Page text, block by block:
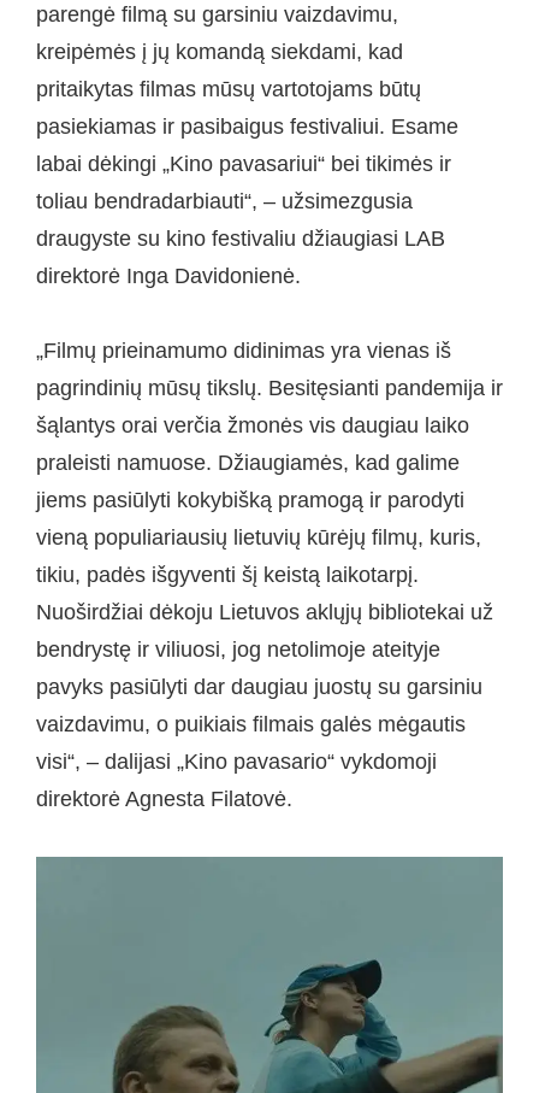
parengė filmą su garsiniu vaizdavimu,
kreipėmės į jų komandą siekdami, kad
pritaikytas filmas mūsų vartotojams būtų
pasiekiamas ir pasibaigus festivaliui. Esame
labai dėkingi „Kino pavasariui“ bei tikimės ir
toliau bendradarbiauti“, – užsimezgusia
draugyste su kino festivaliu džiaugiasi LAB
direktorė Inga Davidonienė.
„Filmų prieinamumo didinimas yra vienas iš
pagrindinių mūsų tikslų. Besitęsianti pandemija ir
šąlantys orai verčia žmonės vis daugiau laiko
praleisti namuose. Džiaugiamės, kad galime
jiems pasiūlyti kokybišką pramogą ir parodyti
vieną populiariausių lietuvių kūrėjų filmų, kuris,
tikiu, padės išgyventi šį keistą laikotarpį.
Nuoširdžiai dėkoju Lietuvos aklųjų bibliotekai už
bendrystę ir viliuosi, jog netolimoje ateityje
pavyks pasiūlyti dar daugiau juostų su garsiniu
vaizdavimu, o puikiais filmais galės mėgautis
visi“, – dalijasi „Kino pavasario“ vykdomoji
direktorė Agnesta Filatovė.